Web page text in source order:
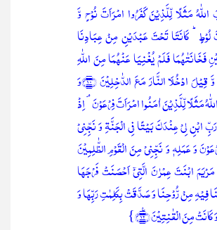
مَثَلًا لِّلَّذِیۡنَ کَفَرُوا امۡرَاَتَ نُوۡحٍ وَّ
لُوۡطٍ ؕ کَانَتَا تَحۡتَ عَبۡدَیۡنِ مِنۡ عِبَادِنَا
فَخَانَتٰہُمَا فَلَمۡ یُغۡنِیَا عَنۡہُمَا مِنَ اللّٰہِ
شَیۡئًا وَّ قِیۡلَ ادۡخُلَا النَّارَ مَعَ الدّٰخِلِیۡنَ ﴿۱۰﴾وَ
مَثَلًا لِّلَّذِیۡنَ اٰمَنُوا امۡرَاَتَ فِرۡعَوۡنَ ۘ اِذۡ
ابۡنِ لِیۡ عِنۡدَکَ بَیۡتًا فِی الۡجَنَّۃِ وَ نَجِّنِیۡ
وَ عَمَلِہٖ وَ نَجِّنِیۡ مِنَ الۡقَوۡمِ الظّٰلِمِیۡنَ
مَرۡیَمَ ابۡنَتَ عِمۡرٰنَ الَّتِیۡۤ اَحۡصَنَتۡ فَرۡجَہَا
فِیۡہِ مِنۡ رُّوۡحِنَا وَ صَدَّقَتۡ بِکَلِمٰتِ رَبِّہَا وَ
مِنَ الۡقٰنِتِیۡنَ ﴿٪۱۲﴾}